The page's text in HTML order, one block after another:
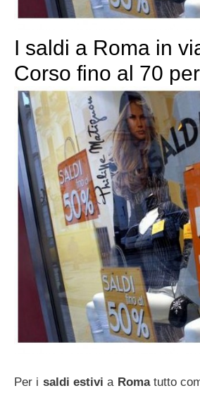
I saldi a Roma in
Corso fino al 70
Per i saldi estivi a Romatutto